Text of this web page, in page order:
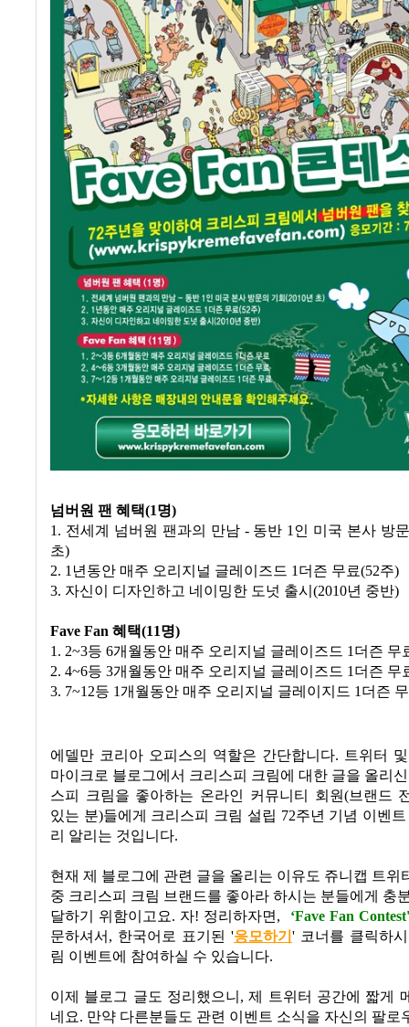
넘버원 팬 혜택(1명)
1. 전세계 넘버원 팬과의 만남- 동반 1 인 미국 본사 방
초)
2. 1 년동안 매주 오리지널 글레이즈드 1 더즌 무료(52주)
3. 자신이 디자인하고 네이밍한 도넛 출시 (2010년 중반)
Fave Fan 혜택(11명)
1. 2~3등 6개월동안 매주 오리지널 글레이즈드 1 더즌 무
2. 4~6등 3개월동안 매주 오리지널 글레이즈드 1 더즌 무
3. 7~12등 1개월동안 매주 오리지널 글레이지드 1 더즌
에델만 코리아 오피스의 역할은 간단합니다. 트위터
마이크로 블로그에서 크리스피 크림에 대한 글을 올리
스피 크림을 좋아하는 온라인 커뮤니티 회원(브랜드
있는 분)들에게 크리스피 크림 설립 72주년 기념 이벤
리 알리는 것입니다.
현재 제 블로그에 관련 글을 올리는 이유도 쥬니캡 트위
중 크리스피 크림 브랜드를 좋아라 하시는 분들에게 충
달하기 위함이고요. 자! 정리하자면, ‘Fave Fan
문하셔서 , 한국어로 표기된 '응모하기 ' 코너를 클릭하
림 이벤트에 참여하실 수 있습니다.
이제 블로그 글도 정리했으니, 제 트위터 공간에 짧게
네요. 만약 다른분들도 관련 이벤트 소식을 자신의 팔로